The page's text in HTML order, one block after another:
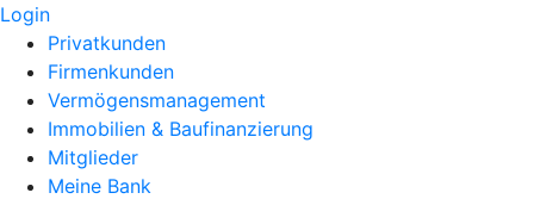
Login
Privatkunden
Firmenkunden
Vermögensmanagement
Immobilien & Baufinanzierung
Mitglieder
Meine Bank